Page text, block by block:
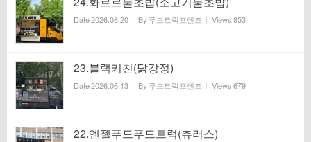
Date2026.06.20 By 푸드트럭프렌즈 Views853
23.블랙키친(닭강정)
Date2026.06.13 By 푸드트럭프렌즈 Views679
22.엔젤푸드푸드트럭(츄러스)